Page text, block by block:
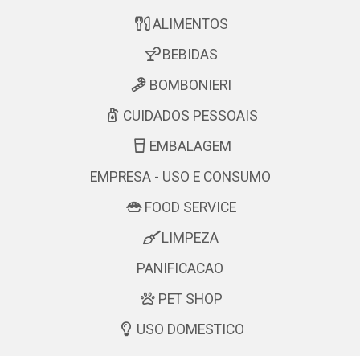
ALIMENTOS
BEBIDAS
BOMBONIERI
CUIDADOS PESSOAIS
EMBALAGEM
EMPRESA - USO E CONSUMO
FOOD SERVICE
LIMPEZA
PANIFICACAO
PET SHOP
USO DOMESTICO